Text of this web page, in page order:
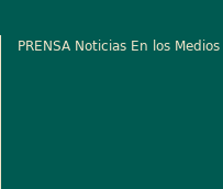
PRENSA Noticias En los Medios